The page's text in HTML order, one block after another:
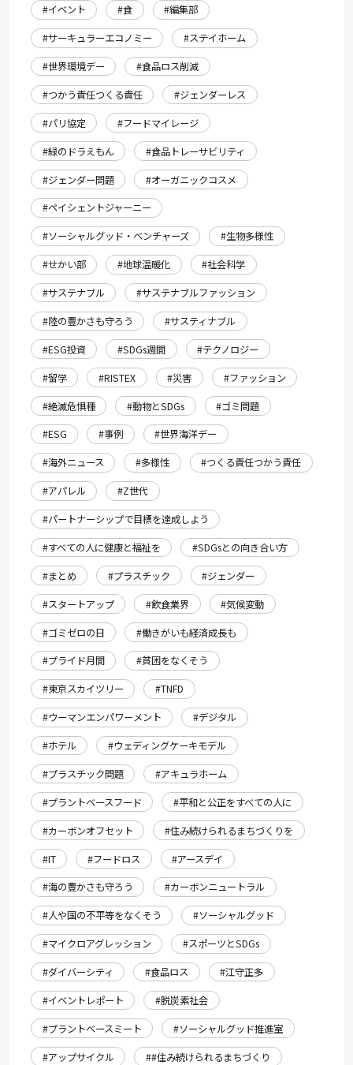
#イベント #食
#編集部
#サーキュラーエコノミー
#ステイホーム
#世界環境デー
#食品ロス削減
#つかう責任つくる責任
#ジェンダーレス
#パリ協定
#フードマイレージ
#緑のドラえもん
#食品トレーサビリティ
#ジェンダー問題
#オーガニックコスメ
#ペイシェントジャーニー
#ソーシャルグッド・ベンチャーズ
#生物多様性
#せかい部
#地球温暖化
#社会科学
#サステナブル
#サステナブルファッション
#陸の豊かさも守ろう
#サスティナブル
#ESG投資
#SDGs週間
#テクノロジー
#留学
#RISTEX #災害
#ファッション
#絶滅危惧種
#動物とSDGs
#ゴミ問題
#ESG
#事例
#世界海洋デー
#海外ニュース
#多様性
#つくる責任つかう責任
#アパレル
#Z世代
#パートナーシップで目標を達成しよう
#すべての人に健康と福祉を
#SDGsとの向き合い方
#まとめ
#プラスチック
#ジェンダー
#スタートアップ
#飲食業界
#気候変動
#ゴミゼロの日
#働きがいも経済成長も
#プライド月間
#貧困をなくそう
#東京スカイツリー
#TNFD
#ウーマンエンパワーメント
#デジタル
#ホテル
#ウェディングケーキモデル
#プラスチック問題
#アキュラホーム
#プラントベースフード
#平和と公正をすべての人に
#カーボンオフセット
#住み続けられるまちづくりを
#IT
#フードロス
#アースデイ
#海の豊かさも守ろう
#カーボンニュートラル
#人や国の不平等をなくそう
#ソーシャルグッド
#マイクロアグレッション
#スポーツとSDGs
#ダイバーシティ
#食品ロス
#江守正多
#イベントレポート
#脱炭素社会
#プラントベースミート
#ソーシャルグッド推進室
#アップサイクル
##住み続けられるまちづくり